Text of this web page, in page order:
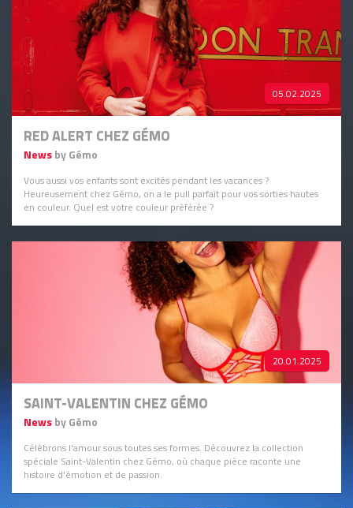
05.02.2025
RED ALERT CHEZ GÉMO
Newsby Gémo
Vous aussi vos enfants sont excités pendant les vacances ?
Heureusement chez Gémo, on a le pull parfait pour vos sorties hautes
en couleur. Quel est votre couleur préférée ?
20.01.2025
SAINT-VALENTIN CHEZ GÉMO
Newsby Gémo
Célébrons l'amour sous toutes ses formes. Découvrez la collection
spéciale Saint-Valentin chez Gémo, où chaque pièce raconte une
histoire d'émotion et de passion.